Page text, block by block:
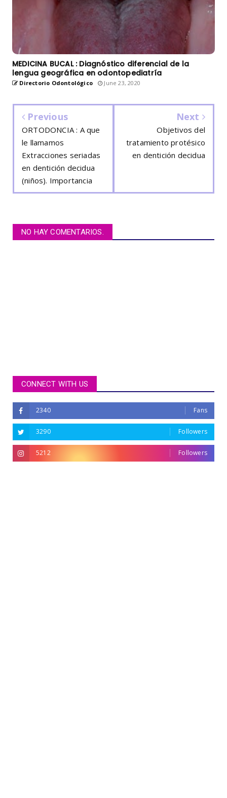
MEDICINA BUCAL : Diagnóstico diferencial de la
lengua geográfica en odontopediatría
Directorio Odontológico June 23, 2020
Previous
ORTODONCIA : A que
le llamamos
Extracciones seriadas
en dentición decidua
(niños). Importancia
Next
Objetivos del
tratamiento protésico
en dentición decidua
NO HAY COMENTARIOS.
CONNECT WITH US
2340 Fans
3290 Followers
5212 Followers